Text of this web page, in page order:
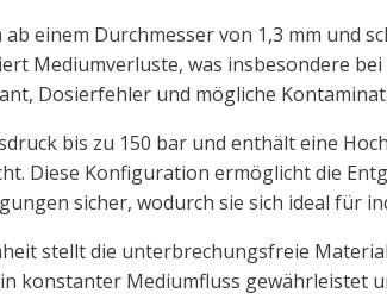
einem Durchmesser von 1,3 mm und
Mediumverluste, was insbesondere
Dosierfehler und mögliche
bis zu 150 bar und enthält eine
Diese Konfiguration ermöglicht die
sicher, wodurch sie sich ideal für
stellt die unterbrechungsfreie
konstanter Mediumfluss gewährleistet